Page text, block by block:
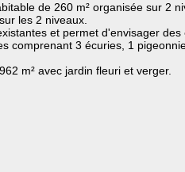
de 260 m² organisée sur 2
les 2 niveaux.
et permet d'envisager des
comprenant 3 écuries, 1
m² avec jardin fleuri et verger.